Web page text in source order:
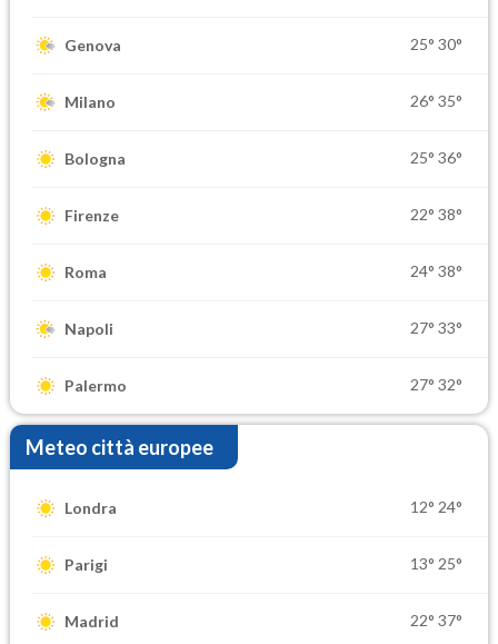
Genova 25° 30°
Milano 26° 35°
Bologna 25° 36°
Firenze 22° 38°
Roma 24° 38°
Napoli 27° 33°
Palermo 27° 32°
Meteo città europee
Londra 12° 24°
Parigi 13° 25°
Madrid 22° 37°